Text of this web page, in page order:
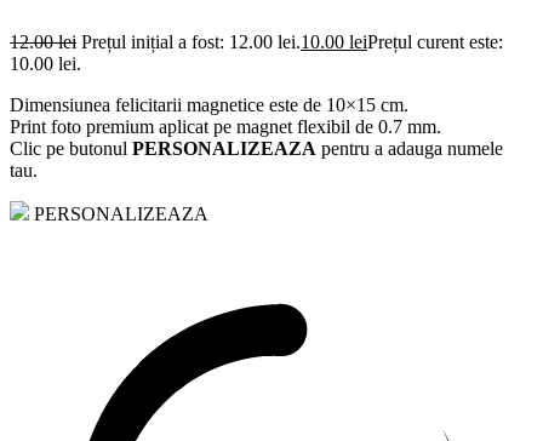
12.00lei Prețul inițial a fost: 12.00 lei.10.00 leiPrețul curent este:
10.00 lei.
Dimensiunea felicitarii magnetice este de 10×15 cm.
Print foto premium aplicat pe magnet flexibil de 0.7 mm.
Clic pe butonul PERSONALIZEAZA pentru a adauga numele
tau.
PERSONALIZEAZA